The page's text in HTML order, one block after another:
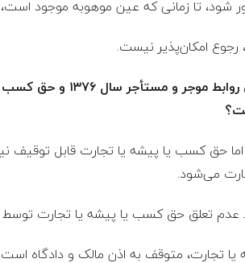
۳- در خصوص حق سرقفلی
می‌شود.